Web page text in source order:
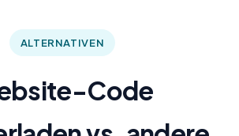
ALTERNATIVEN
Code